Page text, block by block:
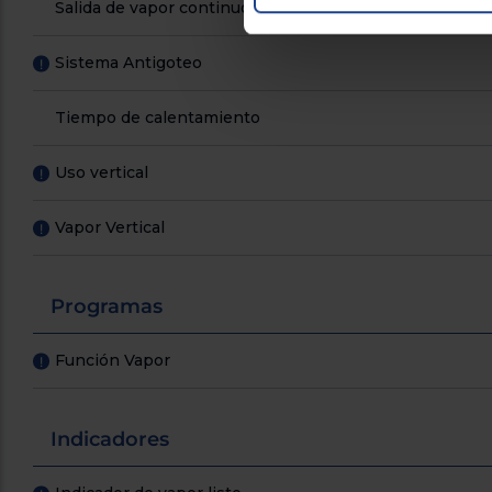
Salida de vapor continuo (g/m)
! Sistema Antigoteo
Tiempo de calentamiento
! Uso vertical
! Vapor Vertical
Programas
! Función Vapor
Indicadores